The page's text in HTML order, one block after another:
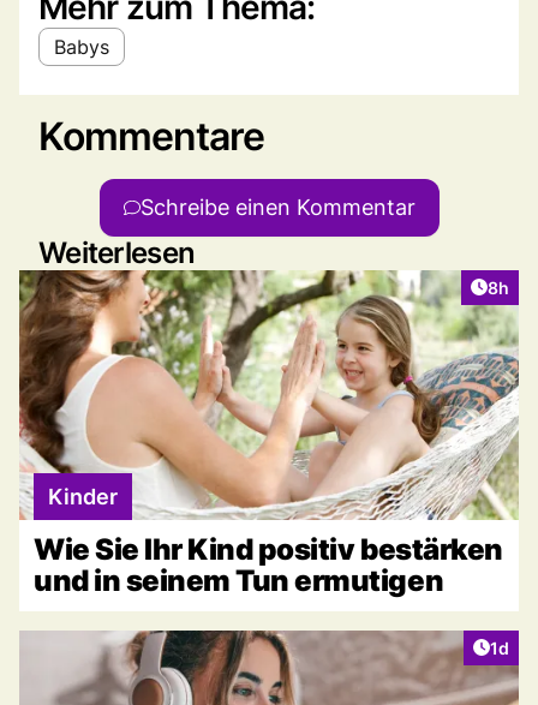
Babys
Kommentare
Schreibe einen Kommentar
Weiterlesen
8h
Kinder
Wie Sie Ihr Kind positiv bestärken
und in seinem Tun ermutigen
1d